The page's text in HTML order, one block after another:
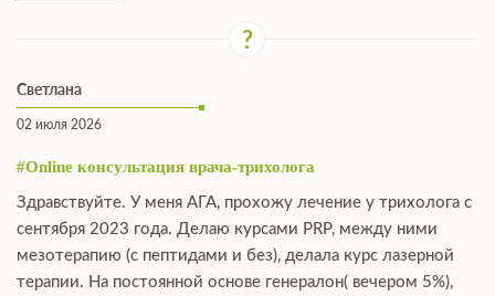
Светлана
02 июля 2026
#Online консультация врача-трихолога
Здравствуйте. У меня АГА, прохожу лечение у трихолога с
сентября 2023 года. Делаю курсами PRP, между ними
мезотерапию (с пептидами и без), делала курс лазерной
терапии. На постоянной основе генералон( вечером 5%),